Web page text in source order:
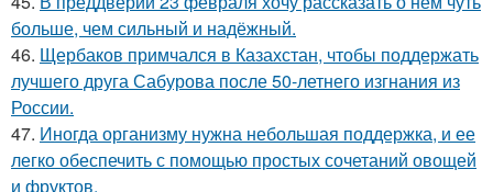
больше, чем сильный и надёжный.
46. Щербаков примчался в Казахстан, чтобы поддержать
лучшего друга Сабурова после 50-летнего изгнания из
России.
47. Иногда организму нужна небольшая поддержка, и ее
легко обеспечить с помощью простых сочетаний овощей
и фруктов.